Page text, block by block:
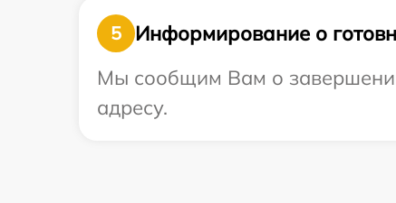
5
Информирование о
Мы сообщим Вам о
адресу.